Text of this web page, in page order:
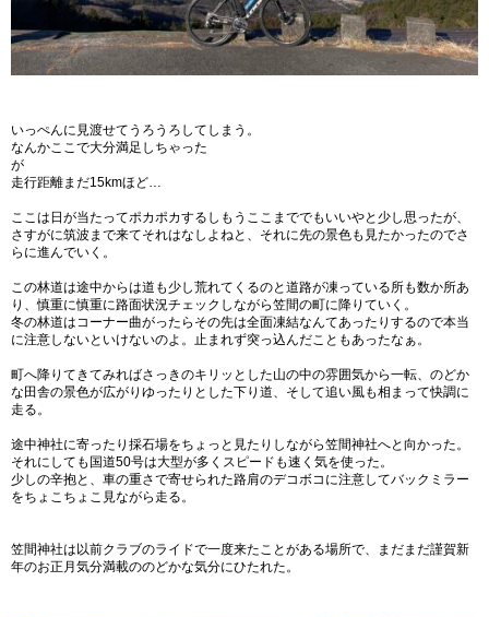
いっぺんに見渡せてうろうろしてしまう。
なんかここで大分満足しちゃった
が
走行距離まだ15kmほど…
ここは日が当たってポカポカするしもうここまででもいいやと少し思ったが、
さすがに筑波まで来てそれはなしよねと、それに先の景色も見たかったのでさ
らに進んでいく。
この林道は途中からは道も少し荒れてくるのと道路が凍っている所も数か所あ
り、慎重に慎重に路面状況チェックしながら笠間の町に降りていく。
冬の林道はコーナー曲がったらその先は全面凍結なんてあったりするので本当
に注意しないといけないのよ。止まれず突っ込んだこともあったなぁ。
町へ降りてきてみればさっきのキリッとした山の中の雰囲気から一転、のどか
な田舎の景色が広がりゆったりとした下り道、そして追い風も相まって快調に
走る。
途中神社に寄ったり採石場をちょっと見たりしながら笠間神社へと向かった。
それにしても国道50号は大型が多くスピードも速く気を使った。
少しの辛抱と、車の重さで寄せられた路肩のデコボコに注意してバックミラー
をちょこちょこ見ながら走る。
笠間神社は以前クラブのライドで一度来たことがある場所で、まだまだ謹賀新
年のお正月気分満載ののどかな気分にひたれた。